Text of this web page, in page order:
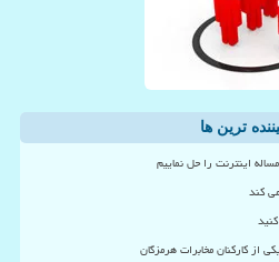
ترین ها
اینترنت را حل نماییم
کند
از کارکنان مخابرات هرمزگان